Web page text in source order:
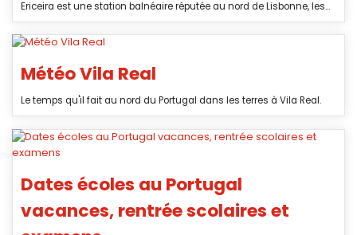
Ericeira est une station balnéaire réputée au nord de Lisbonne, les...
Météo Vila Real
Le temps qu'il fait au nord du Portugal dans les terres à Vila Real.
Dates écoles au Portugal
vacances, rentrée scolaires et